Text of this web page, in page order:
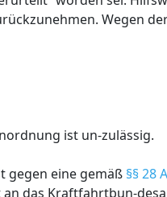
Wegen
ist un-zulässig.
gegen eine gemäß §§ 28
das Kraftfahrtbun-